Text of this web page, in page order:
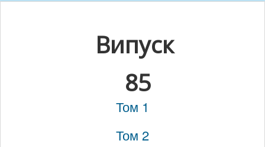
Випуск
85
Том 1
Том 2